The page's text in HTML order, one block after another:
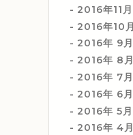
2016年11月
2016年10
2016年 9月
2016年 8月
2016年 7月
2016年 6月
2016年 5月
2016年 4月